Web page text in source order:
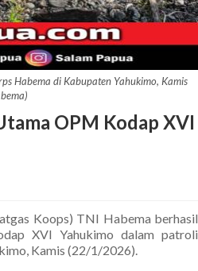
Habema di Kabupaten Yahukimo, Kamis
OPM Kodap XVI
Koops) TNI Habema berhasil
XVI Yahukimo dalam patroli
Kamis (22/1/2026).